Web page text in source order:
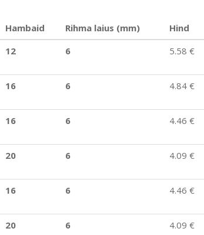
Hambaid Rihma laius (mm) Hind
12 6 5.58 €
16 6 4.84 €
16 6 4.46 €
20 6 4.09 €
16 6 4.46 €
20 6 4.09 €